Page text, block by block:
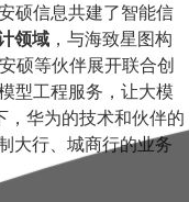
硕信息共建了智能信
领域 ，与海致星图构
硕等伙伴展开联合创
型工程服务，让大模
华为的技术和伙伴的
大行、城商行的业务